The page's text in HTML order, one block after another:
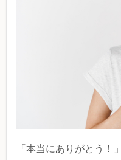
「本当にありがとう！